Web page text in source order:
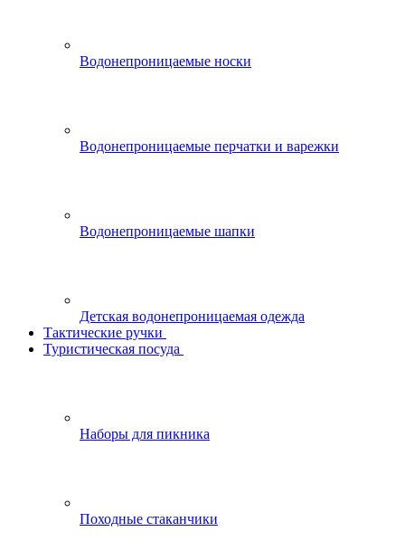
Водонепроницаемые носки
Водонепроницаемые перчатки и варежки
Водонепроницаемые шапки
Детская водонепроницаемая одежда
Тактические ручки
Туристическая посуда
Наборы для пикника
Походные стаканчики